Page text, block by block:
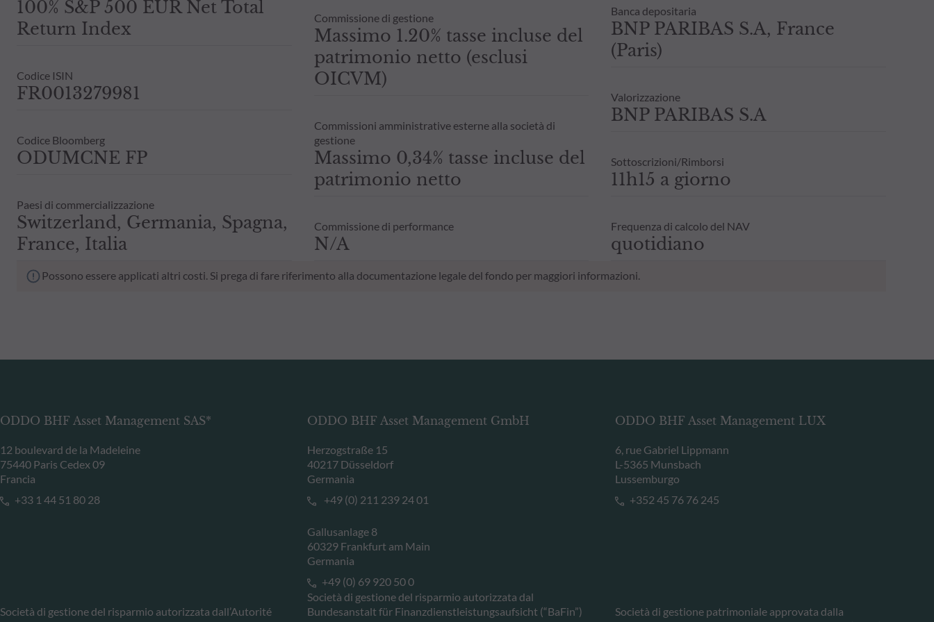
100% S&P 500 EUR Net Total
Return Index
Codice ISIN
FR0013279981
Codice Bloomberg
ODUMCNE FP
Paesi di commercializzazione
Switzerland, Germania, Spagna,
France, Italia
Commissione di gestione
Massimo 1.20% tasse incluse del
patrimonio netto (esclusi
OICVM)
Commissioni amministrative esterne alla società di
gestione
Massimo 0,34% tasse incluse del
patrimonio netto
Commissione di performance
N/A
Banca depositaria
BNP PARIBAS S.A, France
(Paris)
Valorizzazione
BNP PARIBAS S.A
Sottoscrizioni/Rimborsi
11h15 a giorno
Frequenza di calcolo del NAV
quotidiano
Possono essere applicati altri costi. Si prega di fare riferimento alla documentazione legale del fondo per maggiori informazioni.
ODDO BHF Asset Management SAS*
12 boulevard de la Madeleine
75440 Paris Cedex 09
Francia
+33 1 44 51 80 28
Società di gestione del risparmio autorizzata dall’Autorité
ODDO BHF Asset Management GmbH
Herzogstraße 15
40217 Düsseldorf
Germania
+49 (0) 211 239 24 01
Gallusanlage 8
60329 Frankfurt am Main
Germania
+49 (0) 69 920 50 0
Società di gestione del risparmio autorizzata dal
Bundesanstalt für Finanzdienstleistungsaufsicht (“BaFin”)
ODDO BHF Asset Management LUX
6, rue Gabriel Lippmann
L-5365 Munsbach
Lussemburgo
+352 45 76 76 245
Società di gestione patrimoniale approvata dalla